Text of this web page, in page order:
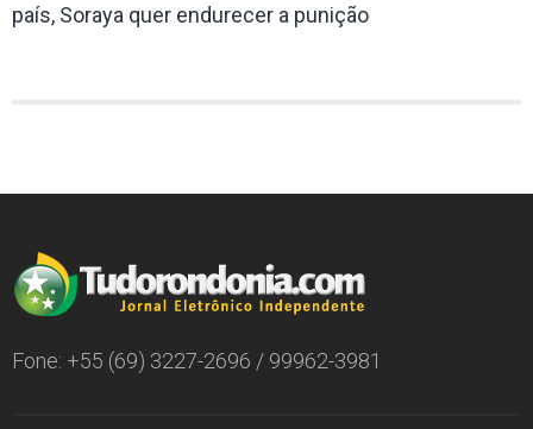
país, Soraya quer endurecer a punição
Fone: +55 (69) 3227-2696 / 99962-3981